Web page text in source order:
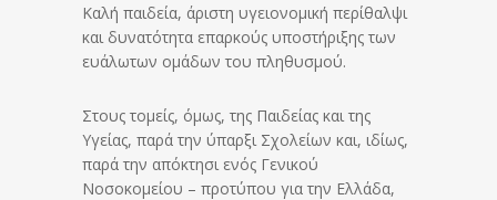
Καλή παιδεία, άριστη υγειονομική περίθαλψι
και δυνατότητα επαρκούς υποστήριξης των
ευάλωτων ομάδων του πληθυσμού.
Στους τομείς, όμως, της Παιδείας και της
Υγείας, παρά την ύπαρξι Σχολείων και, ιδίως,
παρά την απόκτησι ενός Γενικού
Νοσοκομείου – προτύπου για την Ελλάδα,